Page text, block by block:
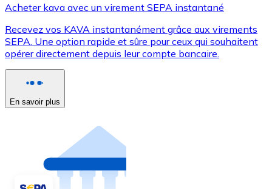
Acheter kava avec un virement SEPA instantané
Recevez vos KAVA instantanément grâce aux virements
SEPA. Une option rapide et sûre pour ceux qui souhaitent
opérer directement depuis leur compte bancaire.
En savoir plus